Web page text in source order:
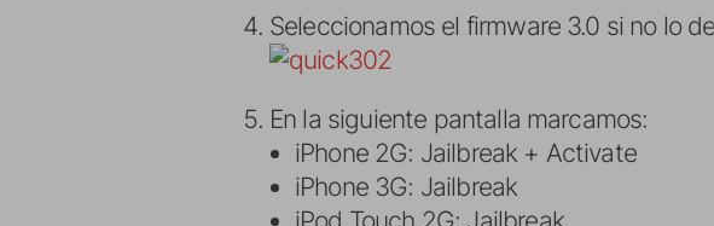
Seleccionamos el firmware 3.0 si no lo
En la siguiente pantalla marcamos:
iPhone 2G: Jailbreak + Activate
iPhone 3G: Jailbreak